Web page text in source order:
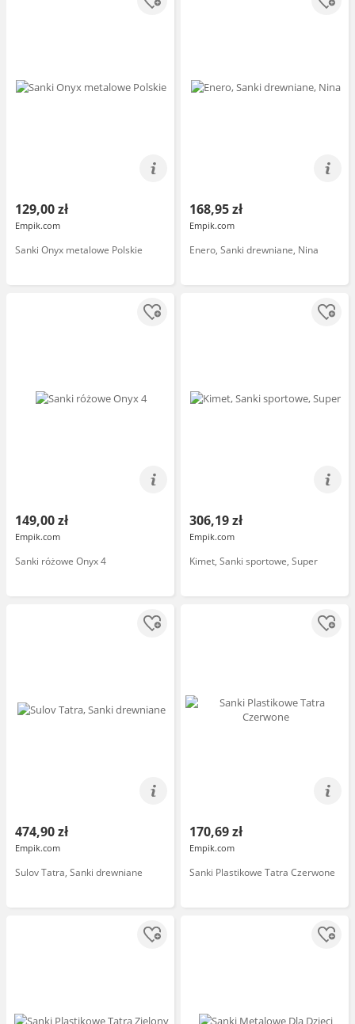
129,00 zł
Empik.com
Sanki Onyx metalowe Polskie
168,95 zł
Empik.com
Enero, Sanki drewniane, Nina
149,00 zł
Empik.com
Sanki różowe Onyx 4
306,19 zł
Empik.com
Kimet, Sanki sportowe, Super
474,90 zł
Empik.com
Sulov Tatra, Sanki drewniane
170,69 zł
Empik.com
Sanki Plastikowe Tatra Czerwone